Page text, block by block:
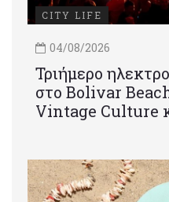
CITY LIFE
04/08/2026
Τριήμερο
στο Bolivar
Vintage Culture